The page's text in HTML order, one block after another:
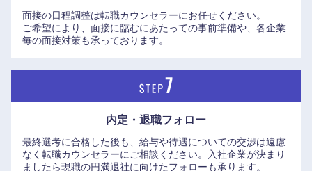
面接の日程調整は転職カウンセラーにお任せください。
ご希望により、面接に臨むにあたっての事前準備や、各企業
毎の面接対策も承っております。
内定・退職フォロー
最終選考に合格した後も、給与や待遇についての交渉は遠慮
なく転職カウンセラーにご相談ください。入社企業が決まり
ましたら現職の円満退社に向けたフォローも承ります。